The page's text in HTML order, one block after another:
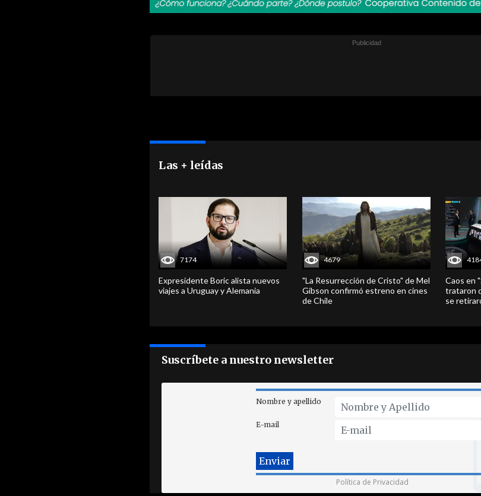
Las + leídas
7174
Expresidente Boric alista nuevos
viajes a Uruguay y Alemania
4679
"La Resurrección de Cristo" de Mel
Gibson confirmó estreno en cines
de Chile
Caos en
trataron
se
Suscríbete a nuestro newsletter
Nombre y apellido
E-mail
Política de Privacidad